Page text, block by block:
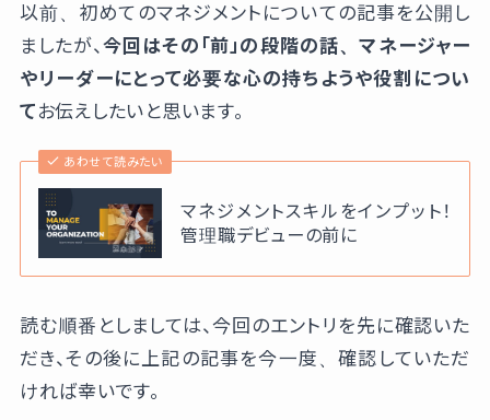
以前、初めてのマネジメントについての記事を公開し
ましたが、 今回はその「前」の段階の話、マネージャー
やリーダーにとって必要な心の持ちようや役割につい
て お伝えしたいと思います。
あわせて読みたい
マネジメントスキルをインプット！
管理職デビューの前に
読む順番としましては、今回のエントリを先に確認いた
だき、その後に上記の記事を今一度、確認していただ
ければ幸いです。